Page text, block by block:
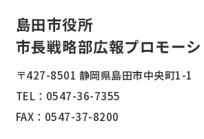
島田市役所
市長戦略部広報プロモー
〒427-8501 静岡県島田市中央町1-1
TEL： 0547-36-7355
FAX：0547-37-8200